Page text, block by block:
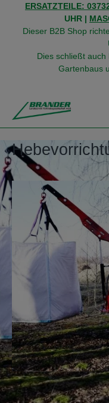
springen
ERSATZTEILE:
UHR |
Dieser B2B Shop
Dies schließt
Gartenbaus